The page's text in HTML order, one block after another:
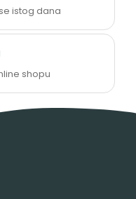
istog dana
shopu